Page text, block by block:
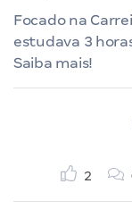
Focado na
estudava 3
Saiba mais!
2